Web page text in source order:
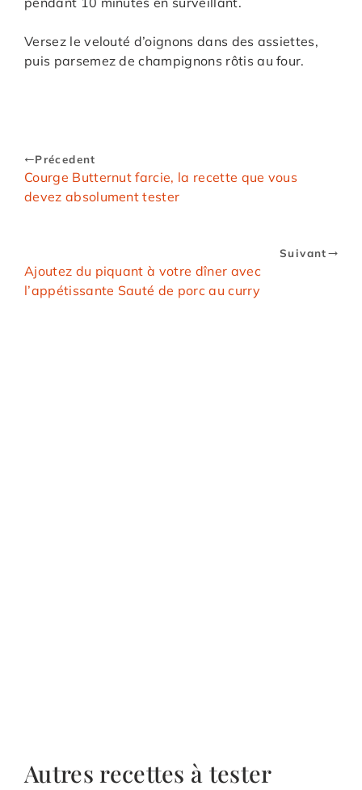
Versez le velouté d’oignons dans des assiettes,
puis parsemez de champignons rôtis au four.
Précedent
Courge Butternut farcie, la recette que vous
devez absolument tester
Suivant
Ajoutez du piquant à votre dîner avec
l’appétissante Sauté de porc au curry
Autres recettes à tester